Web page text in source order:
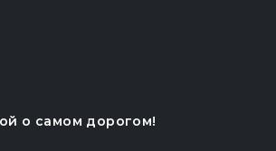
о самом дорогом!